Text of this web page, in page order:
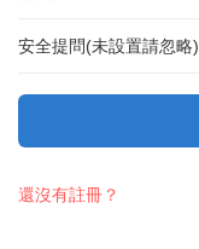
安全提問(未設置請忽略)
還沒有註冊？